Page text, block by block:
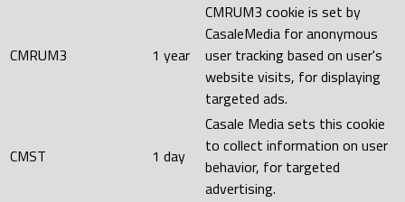
CMRUM3 1 year
CMRUM3 cookie is set by
CasaleMedia for anonymous
user tracking based on user's
website visits, for displaying
targeted ads.
CMST 1 day
Casale Media sets this cookie
to collect information on user
behavior, for targeted
advertising.